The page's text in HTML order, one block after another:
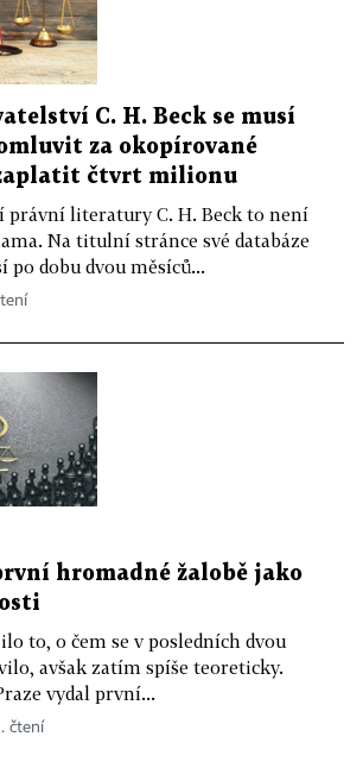
C. H. Beck se musí
za okopírované
čtvrt milionu
právní literatury C. H. Beck to není
Na titulní stránce své databáze
po dobu dvou měsíců...
hromadné žalobě jako
to, o čem se v posledních dvou
avšak zatím spíše teore­ticky.
vydal první...
čtení